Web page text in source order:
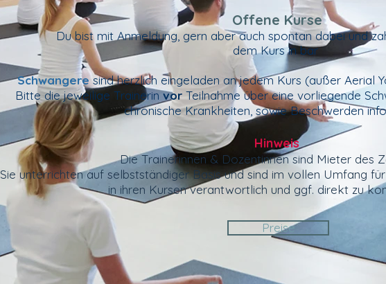
Offene Kurse
Du bist mit Anmeldung, gern aber auch spontan dabei und
demKursin bar
Schwangere sind herzlich eingeladen an jedem Kurs (außer Aerial
Bitte die jeweilige TrainerinvorTeilnahme über eine vorliegende
chronische Krankheiten, sowie Beschwerden
Hinweis
Die Trainerinnen & Dozentinnen sind Mieter des
Sie unterrichtenauf selbstständiger Basis und sind im vollen Umfang
in ihren Kursen verantwortlich und ggf. direkt zu
Preise